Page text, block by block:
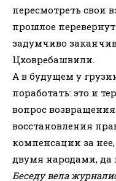
пересмотреть свои
прошлое
задумчиво
Цховребашвили.
А в будущем у
поработать: это и
вопрос
восстановления
компенсации за
двумя народами, да
Беседу вела